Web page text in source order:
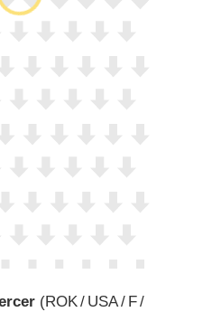
(ROK/ USA/ F/